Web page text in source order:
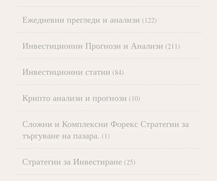
Ежедневни прегледи и анализи (122)
Инвестиционни Прогнози и Анализи (211)
Инвестиционни статии (84)
Крипто анализи и прогнози (10)
Сложни и Комплексни Форекс Стратегии за
търгуване на пазара. (1)
Стратегии за Инвестиране (25)